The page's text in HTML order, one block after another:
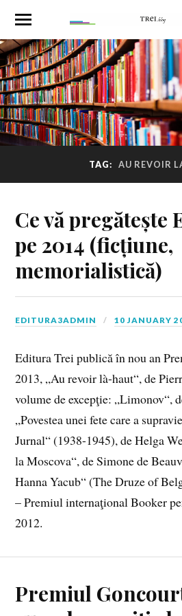
TAG: AU REVOIR
Ce vă pregătește
pe 2014 (ficțiune,
memorialistică)
EDITURA3ADMIN 10 JANUARY
Editura Trei publică în nou an
2013, „Au revoir là-haut“, de
volume de excepţie: „Limonov“,
„Povestea unei fete care a
Jurnal“ (1938-1945), de Helga
la Moscova“, de Simone de
Hanna Yacub“ (The Druze of
– Premiul internaţional Booker
2012.
Premiul